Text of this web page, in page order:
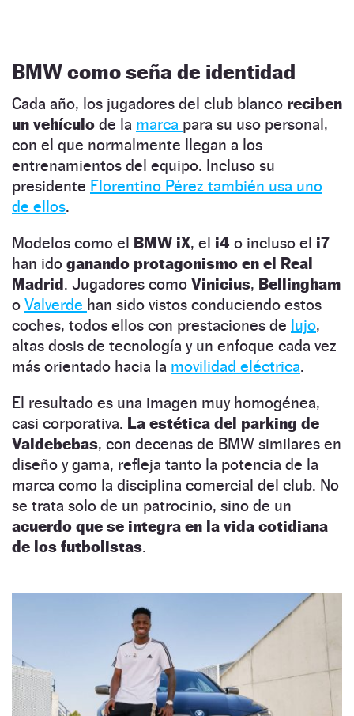
BMW como seña de identidad
Cada año, los jugadores del club blanco reciben
un vehículo de la marca para su uso personal,
con el que normalmente llegan a los
entrenamientos del equipo. Incluso su
presidente Florentino Pérez también usa uno
de ellos.
Modelos como el BMW iX, el i4 o incluso el i7
han ido ganando protagonismo en el Real
Madrid. Jugadores como Vinicius, Bellingham
o Valverde han sido vistos conduciendo estos
coches, todos ellos con prestaciones de lujo,
altas dosis de tecnología y un enfoque cada vez
más orientado hacia la movilidad eléctrica.
El resultado es una imagen muy homogénea,
casi corporativa. La estética del parking de
Valdebebas, con decenas de BMW similares en
diseño y gama, refleja tanto la potencia de la
marca como la disciplina comercial del club. No
se trata solo de un patrocinio, sino de un
acuerdo que se integra en la vida cotidiana
de los futbolistas.